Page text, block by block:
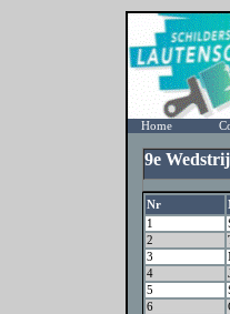
Home
9e
Nr
1
2
3
4
5
6